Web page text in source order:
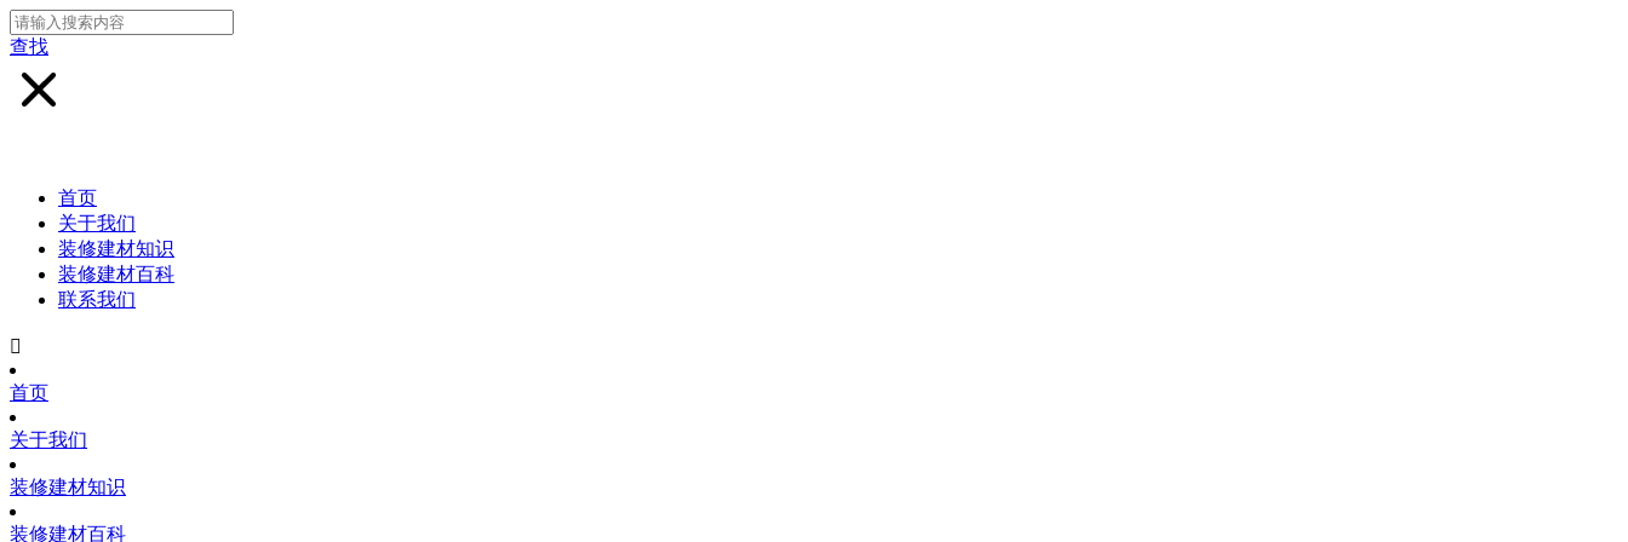
查找
首页
关于我们
装修建材知识
装修建材百科
联系我们

首页
关于我们
装修建材知识
装修建材百科